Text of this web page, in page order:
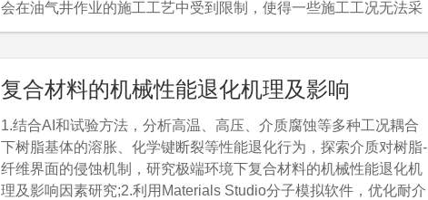
会在油气井作业的施工工艺中受到限制，使得一些施工工况无法采
用或采集信号或数据。研发无线传输则可有效解决线缆传输存在的
传播，传播深度达到3000米。2.能够利用无线波源实现对井下工具
的远程无线操作。3.可以实现井下数据无线采集。
复合材料的机械性能退化机理及影响
1.结合AI和试验方法，分析高温、高压、介质腐蚀等多种工况耦合
下树脂基体的溶胀、化学键断裂等性能退化行为，探索介质对树脂-
纤维界面的侵蚀机制，研究极端环境下复合材料的机械性能退化机
理及影响因素研究;2.利用Materials Studio分子模拟软件，优化耐介